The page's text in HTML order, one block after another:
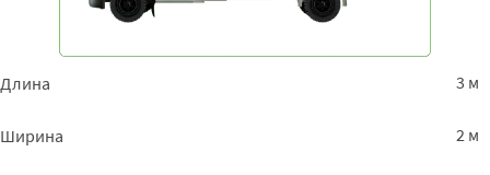
Длина 3 м
Ширина 2 м